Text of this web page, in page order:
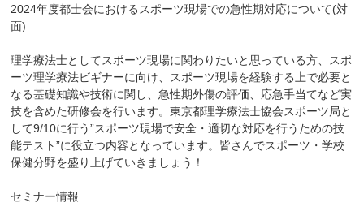
2024年度都士会におけるスポーツ現場での急性期対応について(対
面)
理学療法士としてスポーツ現場に関わりたいと思っている方、スポ
ーツ理学療法ビギナーに向け、スポーツ現場を経験する上で必要と
なる基礎知識や技術に関し、急性期外傷の評価、応急手当てなど実
技を含めた研修会を行います。東京都理学療法士協会スポーツ局と
して9/10に行う”スポーツ現場で安全・適切な対応を行うための技
能テスト”に役立つ内容となっています。皆さんでスポーツ・学校
保健分野を盛り上げていきましょう！
セミナー情報